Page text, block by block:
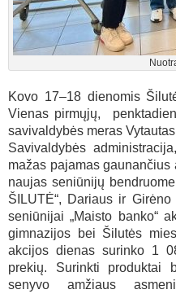
Kovo 17–18 dienomis
Vienas pirmųjų,
savivaldybės meras
Savivaldybės
mažas pajamas
naujas seniūnijų
ŠILUTĖ“, Dariaus ir
seniūnijai „Maisto banko“
gimnazijos bei Šilutės
akcijos dienas surinko 1
prekių. Surinkti produktai
senyvo amžiaus